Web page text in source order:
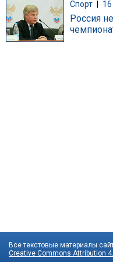
Спорт
Россия
Все текстовые материалы
Creative Commons Attribution